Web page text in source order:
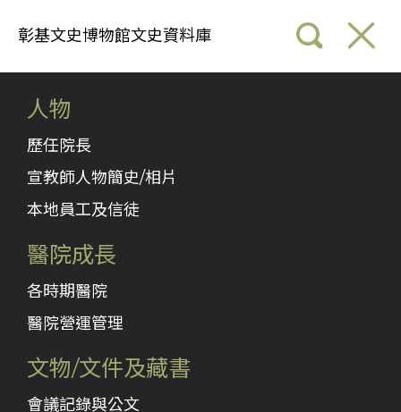
彰基文史博物館文史資料庫
人物
歷任院長
宣教師人物簡史/相片
本地員工及信徒
醫院成長
各時期醫院
醫院營運管理
文物/文件及藏書
會議記錄與公文